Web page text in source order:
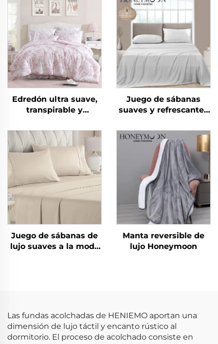
Edredón ultra suave,
transpirable y
de microfibra de
eucalipto, ligero,
alternativo a plumas y
edredón
Juego de sábanas
suaves y refrescantes
lavables en máquina
Juego de sábanas de
lujo suaves a la moda
Manta reversible de
lujo Honeymoon
Las fundas acolchadas de HENIEMO aportan una
dimensión de lujo táctil y encanto rústico al
dormitorio. El proceso de acolchado consiste en